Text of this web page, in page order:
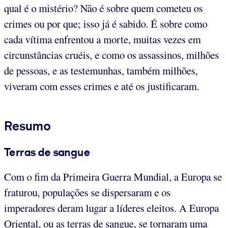
qual é o mistério? Não é sobre quem cometeu os
crimes ou por que; isso já é sabido. É sobre como
cada vítima enfrentou a morte, muitas vezes em
circunstâncias cruéis, e como os assassinos, milhões
de pessoas, e as testemunhas, também milhões,
viveram com esses crimes e até os justificaram.
Resumo
Terras de sangue
Com o fim da Primeira Guerra Mundial, a Europa se
fraturou, populações se dispersaram e os
imperadores deram lugar a líderes eleitos. A Europa
Oriental, ou as terras de sangue, se tornaram uma